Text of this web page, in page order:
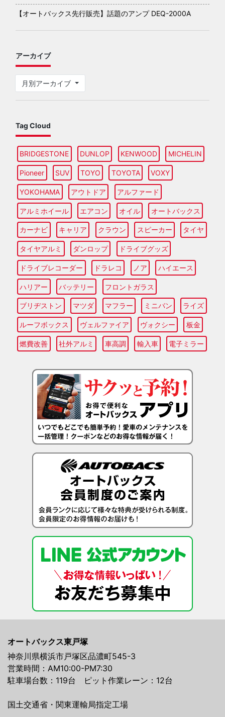
【オートバックス先行販売】話題のアンプ DEQ-2000A
アーカイブ
月別アーカイブ
Tag Cloud
BRIDGESTONE DUNLOP KENWOOD MICHELIN
Pioneer SUV TOYO TOYOTA VOXY
YOKOHAMA アウトドア アルファード
アルミホイール エアコン オイル オートバックス
カーナビ キャリア クラウン スピーカー タイヤ
タイヤアルミ ダンロップ ドライブグッズ
ドライブレコーダー ドラレコ ノア ハイエース
ハリアー バッテリー フロントガラス
ブリヂストン マツダ マフラー ミニバン ライズ
ルーフボックス ヴェルファイア ヴォクシー 板金
燃費改善 社外アルミ 車高調 輸入車 電子ミラー
オートバックス東戸塚
神奈川県横浜市戸塚区品濃町545-3
営業時間：AM10:00-PM7:30
駐車場台数：119台 ピット作業レーン：12台
国土交通省・関東運輸局指定工場